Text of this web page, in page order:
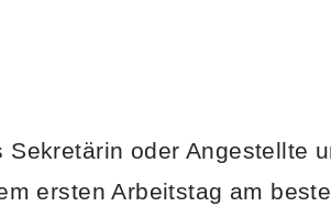
oder Angestellte
ersten Arbeitstag am